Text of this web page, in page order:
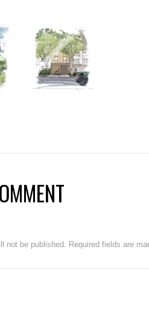
not be published. Required fields are